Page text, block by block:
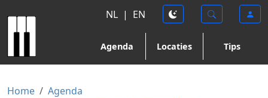
NL | EN
Agenda Locaties Tips
Home
Agenda